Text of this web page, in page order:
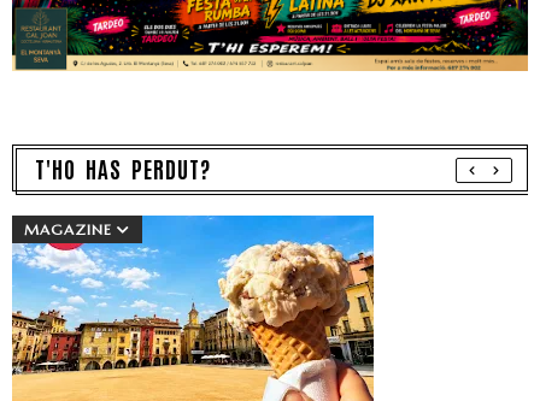
T'HO HAS PERDUT?
MAGAZINE